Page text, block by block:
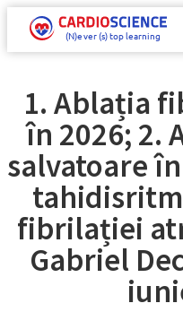
(N)ever (s)top learning
1. Ablația
în 2026; 2.
salvatoare
fibrilației
Gabriel